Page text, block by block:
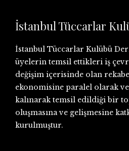
İstanbul Tüccarlar
İstanbul Tüccarlar Kulübü
üyelerin temsil ettikleri iş
değişim içerisinde olan
ekonomisine paralel olarak
kalınarak temsil edildiği bir
oluşmasına ve gelişmesine
kurulmuştur.